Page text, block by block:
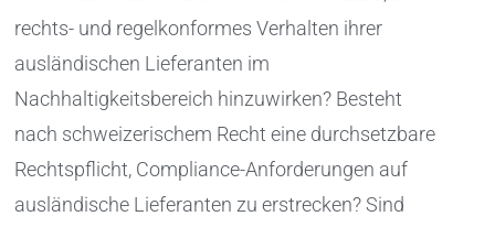
rechts- und regelkonformes Verhalten ihrer
ausländischen Lieferanten im
Nachhaltigkeitsbereich hinzuwirken? Besteht
nach schweizerischem Recht eine durchsetzbare
Rechtspflicht, Compliance-Anforderungen auf
ausländische Lieferanten zu erstrecken? Sind